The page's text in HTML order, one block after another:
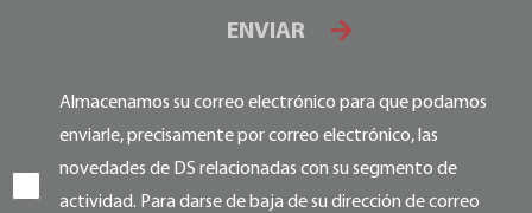
ENVIAR
Almacenamos su correo electrónico para que podamos
enviarle, precisamente por correo electrónico, las
novedades de DS relacionadas con su segmento de
actividad. Para darse de baja de su dirección de correo